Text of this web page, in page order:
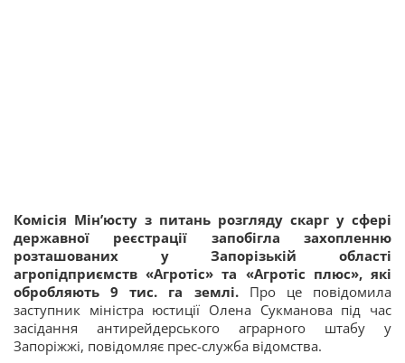
Комісія Мін’юсту з питань розгляду скарг у сфері
державної реєстрації запобігла захопленню
розташованих у Запорізькій області
агропідприємств «Агротіс» та «Агротіс плюс», які
обробляють 9 тис. га землі.Про це повідомила
заступник міністра юстиції Олена Сукманова під час
засідання антирейдерського аграрного штабу у
Запоріжжі, повідомляє прес-служба відомства.